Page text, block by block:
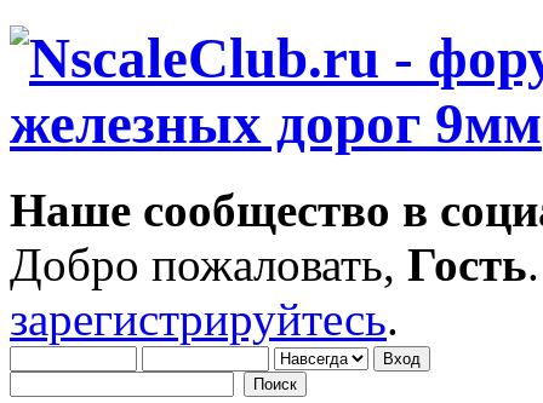
Наше сообщество в
Добро пожаловать, Гость
зарегистрируйтесь.